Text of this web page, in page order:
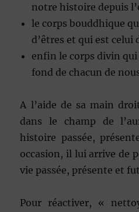
notre histoire depuis
le corps bouddhique
d’êtres et qui est celui
enfin le corps divin
fond de chacun de
A l’aide de sa main
dans le champ de
histoire passée,
occasion, il lui arrive de
vie passée, présente et
Pour réactiver, «